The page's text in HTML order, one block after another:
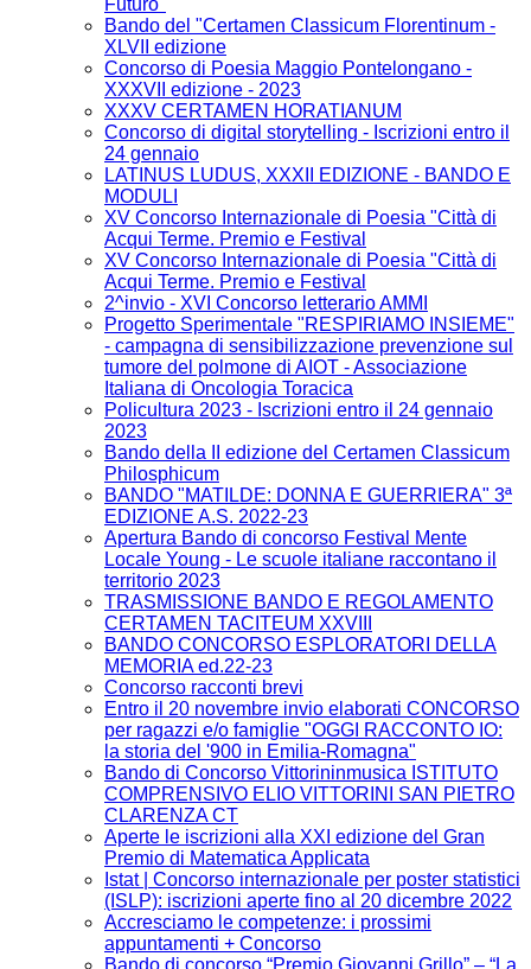
Futuro"
Bando del "Certamen Classicum Florentinum -
XLVII edizione
Concorso di Poesia Maggio Pontelongano -
XXXVII edizione - 2023
XXXV CERTAMEN HORATIANUM
Concorso di digital storytelling - Iscrizioni entro il
24 gennaio
LATINUS LUDUS, XXXII EDIZIONE - BANDO E
MODULI
XV Concorso Internazionale di Poesia "Città di
Acqui Terme. Premio e Festival
XV Concorso Internazionale di Poesia "Città di
Acqui Terme. Premio e Festival
2^invio - XVI Concorso letterario AMMI
Progetto Sperimentale "RESPIRIAMO INSIEME"
- campagna di sensibilizzazione prevenzione sul
tumore del polmone di AIOT - Associazione
Italiana di Oncologia Toracica
Policultura 2023 - Iscrizioni entro il 24 gennaio
2023
Bando della II edizione del Certamen Classicum
Philosphicum
BANDO "MATILDE: DONNA E GUERRIERA" 3ª
EDIZIONE A.S. 2022-23
Apertura Bando di concorso Festival Mente
Locale Young - Le scuole italiane raccontano il
territorio 2023
TRASMISSIONE BANDO E REGOLAMENTO
CERTAMEN TACITEUM XXVIII
BANDO CONCORSO ESPLORATORI DELLA
MEMORIA ed.22-23
Concorso racconti brevi
Entro il 20 novembre invio elaborati CONCORSO
per ragazzi e/o famiglie "OGGI RACCONTO IO:
la storia del '900 in Emilia-Romagna"
Bando di Concorso Vittorininmusica ISTITUTO
COMPRENSIVO ELIO VITTORINI SAN PIETRO
CLARENZA CT
Aperte le iscrizioni alla XXI edizione del Gran
Premio di Matematica Applicata
Istat | Concorso internazionale per poster statistici
(ISLP): iscrizioni aperte fino al 20 dicembre 2022
Accresciamo le competenze: i prossimi
appuntamenti + Concorso